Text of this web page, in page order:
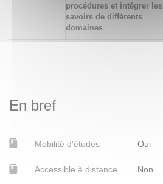
procédures et intégrer les
savoirs de différents
domaines
En bref
Mobilité d'études Oui
Accessible à distance Non